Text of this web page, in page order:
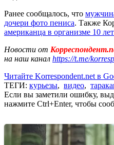
Ранее сообщалось, что
дочери фото пениса. Также
американца в организме 10
Новости от
на наш канал https://t.me/
Читайте Korrespondent.net в
ТЕГИ: курьезы, видео,
Если вы заметили ошибку,
нажмите Ctrl+Enter, чтобы